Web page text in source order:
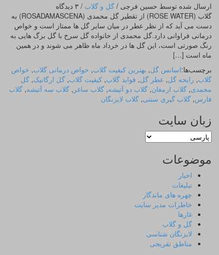
ارسال شده توسط حسین فرجی / گل و گلاب / ۳ دیدگاه
گلاب (ROSE WATER) از تقطیر گل محمدی (ROSADAMASCENA) به
دست می آید که از نظر عطر در میان سایر گل ها ممتاز است و خواص
درمانی فراوانی دارد.گل محمدی از خانواده گل سرخ با گل برگ هایی به
رنگ صورتی است، این گل ها در خرداد ماه ظاهر می شوند و در همین
ماه است […]
برچسب‌ها:اسانس گل, بهترین کیفیت گلاب, خواص درمانی گلاب, خواص
گلاب, رایحه گل, عطر گل, فواید گلاب, کیفیت گلاب, گل ارگانیک, گل
محمدی, گلاب ارمغان, گلاب دو آتیشه, گلاب ساغر , گلاب سه آتیشه, گلاب
فارس, گلاب گیری سنتی, گلاب لایزنگان
زبان سایت
موضوعات
اخبار
تبلیغات
چهره های ماندگار
خاطرات مدیر سایت
غارها
گل و گلاب
لایزنگان شناسی
مناطق تفریحی